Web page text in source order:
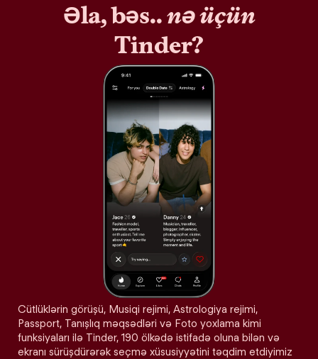
Əla, bəs..nə üçün
Tinder?
Cütlüklərin görüşü, Musiqi rejimi, Astrologiya rejimi,
Passport, Tanışlıq məqsədləri və Foto yoxlama kimi
funksiyaları ilə Tinder, 190 ölkədə istifadə oluna bilən və
ekranı sürüşdürərək seçmə xüsusiyyətini təqdim etdiyimiz